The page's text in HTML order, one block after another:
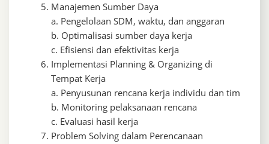
Manajemen Sumber Daya
a. Pengelolaan SDM, waktu, dan anggaran
b. Optimalisasi sumber daya kerja
c. Efisiensi dan efektivitas kerja
Implementasi Planning & Organizing di
Tempat Kerja
a. Penyusunan rencana kerja individu dan tim
b. Monitoring pelaksanaan rencana
c. Evaluasi hasil kerja
Problem Solving dalam Perencanaan